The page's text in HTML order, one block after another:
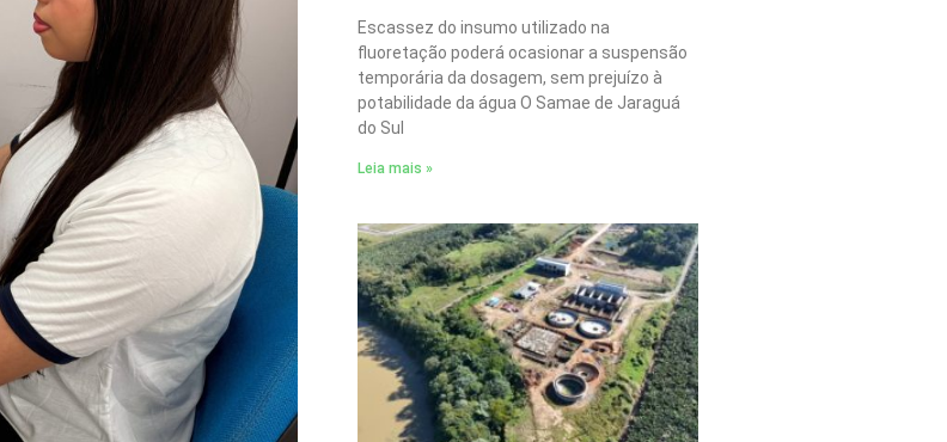
Escassez do insumo utilizado na
fluoretação poderá ocasionar a suspensão
temporária da dosagem, sem prejuízo à
potabilidade da água O Samae de Jaraguá
do Sul
Leia mais »